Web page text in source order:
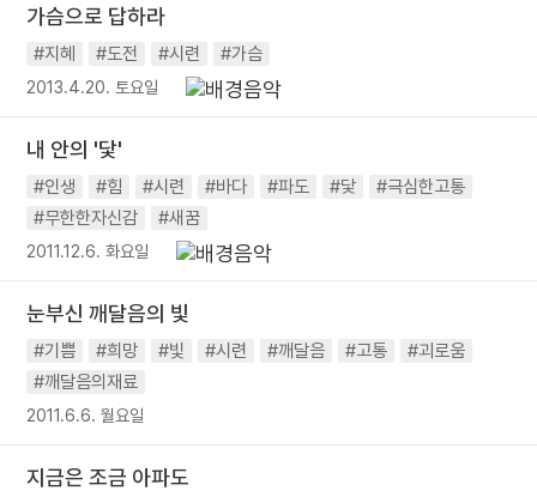
가슴으로 답하라
#지혜 #도전 #시련 #가슴
2013.4.20. 토요일
내 안의 '닻'
#인생 #힘 #시련 #바다 #파도 #닻
#극심한고통
#무한한자신감
#새꿈
2011.12.6. 화요일
눈부신 깨달음의 빛
#기쁨 #희망 #빛 #시련 #깨달음 #고통
#괴로움
#깨달음의재료
2011.6.6. 월요일
지금은 조금 아파도